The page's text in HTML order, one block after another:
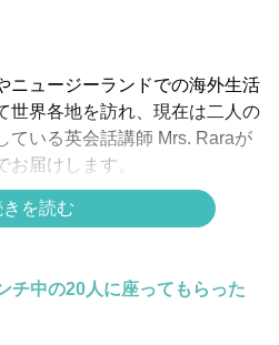
ニュージーランドでの海外生活
世界各地を訪れ、現在は二人の
ている英会話講師 Mrs. Raraが
届けします。
いで」って英語で言え
きを読む
チ中の20人に座ってもらった